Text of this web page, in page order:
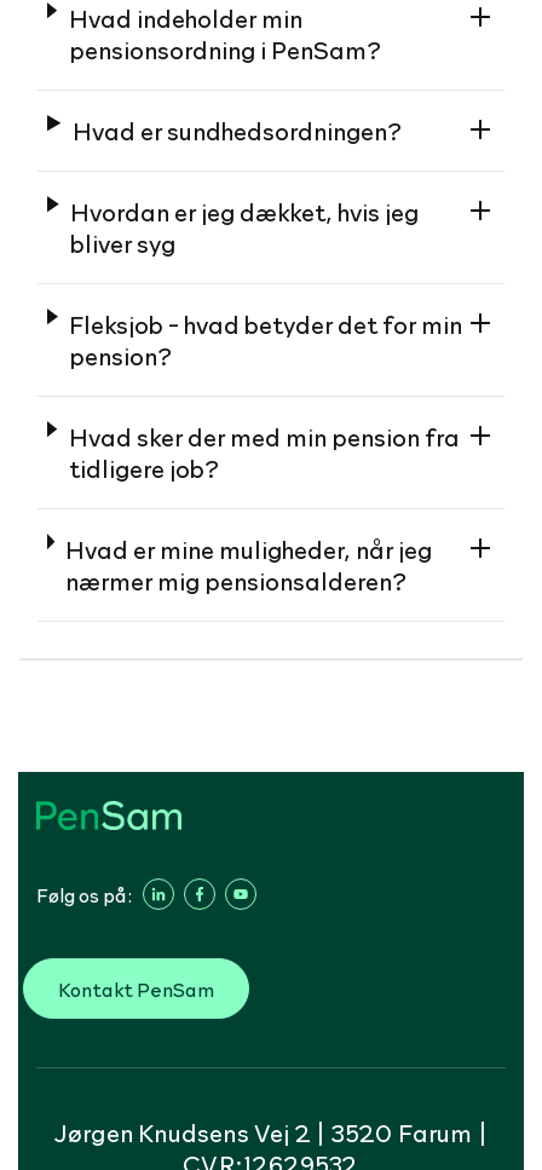
Hvad indeholder min
pensionsordning i PenSam?
Hvad er sundhedsordningen?
Hvordan er jeg dækket, hvis jeg
bliver syg
Fleksjob - hvad betyder det for min
pension?
Hvad sker der med min pension fra
tidligere job?
Hvad er mine muligheder, når jeg
nærmer mig pensionsalderen?
Følg os på:
Kontakt PenSam
Jørgen Knudsens Vej 2 | 3520 Farum |